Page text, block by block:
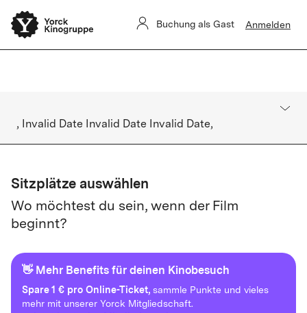
DasSommerkino Kulturforum
keine Restkarten vor Ort.
Buchung als Gast Anmelden
, Invalid Date Invalid Date Invalid Date,
Sitzplätze auswählen
Wo möchtest du sein, wenn der Film
beginnt?
👋 Mehr Benefits für deinen Kinobesuch
Spare1 € pro Online-Ticket, sammle Punkte und vieles
mehr mit unserer Yorck Mitgliedschaft.